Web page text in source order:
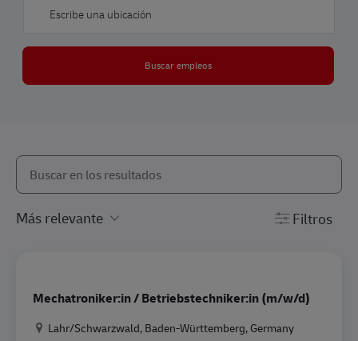
Buscar empleos
the results are updated
Buscar en la lista siguiente
Filtros
Mechatroniker:in / Betriebstechniker:in (m/w/d)
Ubicación
Lahr/Schwarzwald, Baden-Württemberg, Germany